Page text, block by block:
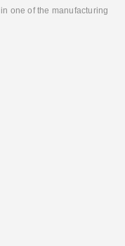
one of the manufacturing